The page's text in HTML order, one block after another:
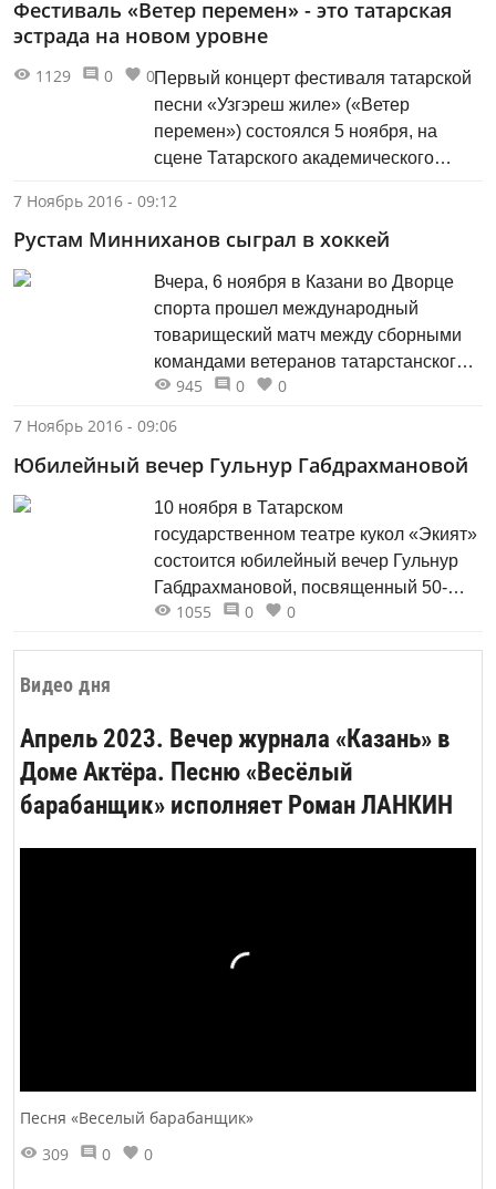
Видео дня
Апрель 2023. Вечер журнала «Казань» в
Доме Актёра. Песню «Весёлый
барабанщик» исполняет Роман ЛАНКИН
Песня «Веселый барабанщик»
309
0 0
Минтимера Шаймиева был установлен
памятник Благотворителю,
центральной фигурой которого стал
известный татарстанский филантроп
Асгат Галимзянов (02.03.1936 -
03.01.2016). Автор проекта -...
Фестиваль «Ветер перемен» - это татарская
эстрада на новом уровне
Первый концерт фестиваля татарской
песни «Узгэреш жиле» («Ветер
перемен») состоялся 5 ноября, на
сцене Татарского академического
балета им.М.Джалиля. Концерт прошел
с аншлагом. Увидеть самое ожидаемое
оперы и балета собралась вся
политическая и творческая элита
Татарстана. Почетными зрителями
беспрецедентного шоу...
1129 0 0
7 Ноябрь 2016 - 09:12
Рустам Минниханов сыграл в хоккей
Вчера, 6 ноября в Казани во Дворце
спорта прошел международный
товарищеский матч между сборными
командами ветеранов татарстанского и
чешского хоккея. В состав сборной
Казани Ильсур Метшин, легендарные
Морозов, Алексей Чупин, Рафик
Якубов, Сергей Зиновьев и другие.
Возглавил команду хозяев...
945 0
0
7 Ноябрь 2016 - 09:06
Юбилейный вечер Гульнур Габдрахмановой
10 ноября в Татарском
государственном театре кукол «Экият»
состоится юбилейный вечер Гульнур
Габдрахмановой, посвященный 50-
летию со дня рождения и 30-летию
себя отрывки из спектаклей,
танцевальные, музыкальные номера,
видеоряд, посвященный юбиляру. За
1055 0 0